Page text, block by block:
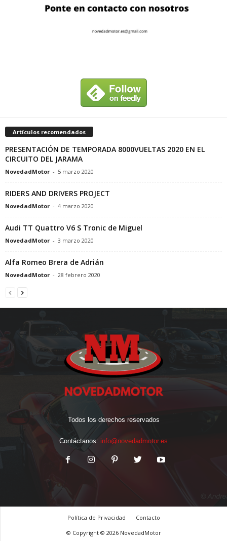
Artículos recomendados
PRESENTACIÓN DE TEMPORADA 8000VUELTAS 2020 EN EL
CIRCUITO DEL JARAMA
NovedadMotor - 5 marzo 2020
RIDERS AND DRIVERS PROJECT
NovedadMotor - 4 marzo 2020
Audi TT Quattro V6 S Tronic de Miguel
NovedadMotor - 3 marzo 2020
Alfa Romeo Brera de Adrián
NovedadMotor - 28 febrero 2020
Todos los derechos reservados
Contáctanos: info@novedadmotor.es
Política de Privacidad
Contacto
© Copyright © 2026 NovedadMotor